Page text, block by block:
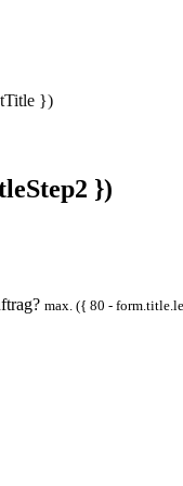
})
})
max. ({ 80 -